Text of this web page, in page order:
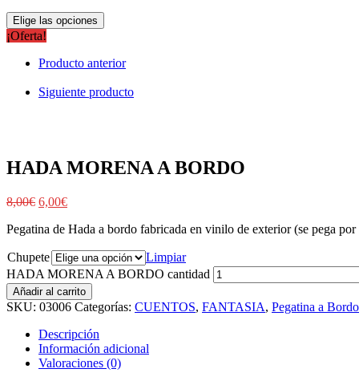
Elige las opciones
¡Oferta!
Producto anterior
Siguiente producto
HADA MORENA A BORDO
8,00€ 6,00€
Pegatina de Hada a bordo fabricada en vinilo de exterior (se pega
Chupete
Limpiar
HADA MORENA A BORDO cantidad
Añadir al carrito
SKU: 03006 Categorías: CUENTOS, FANTASIA, Pegatina a Bordo
Descripción
Información adicional
Valoraciones (0)